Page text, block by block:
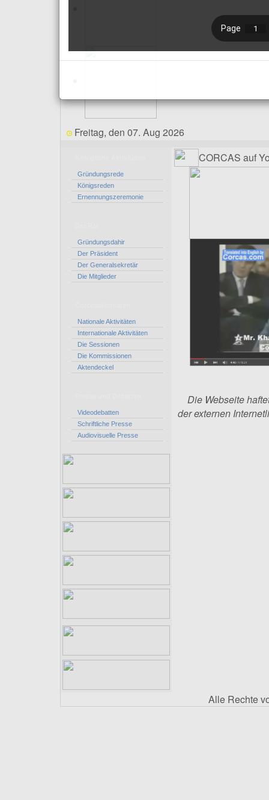
Freitag, den 07. Aug 2026
Gründungsrede
Königsreden
Ernennungszeremonie
Gründungsdahir
Der Präsident
Der Generalsekretär
Die Mitglieder
Nationale Aktivitäten
Internationale Aktivitäten
Die Sessionen
Die Kommissionen
Aktendeckel
Videodebatten
Schriftliche Presse
Audiovisuelle Presse
CORCAS auf
Die Webseite
der externen
Alle Rechte